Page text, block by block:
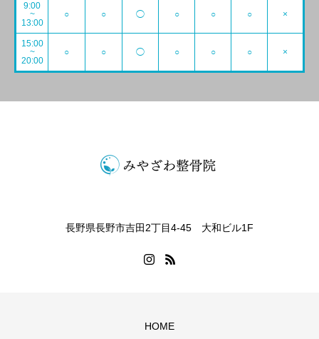
9:00
~
13:00
○ ○ ◯ ○ ○ ○ ×
15:00
~
20:00
○ ○ ◯ ○ ○ ○ ×
長野県長野市吉田2丁目4-45 大和ビル1F
HOME